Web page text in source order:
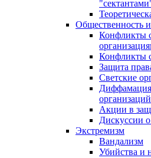
Общественность
Конфликты
Конфликты
Защита
Светские
Акции в
Дискуссии
Экстремизм
Вандализм
Убийства и